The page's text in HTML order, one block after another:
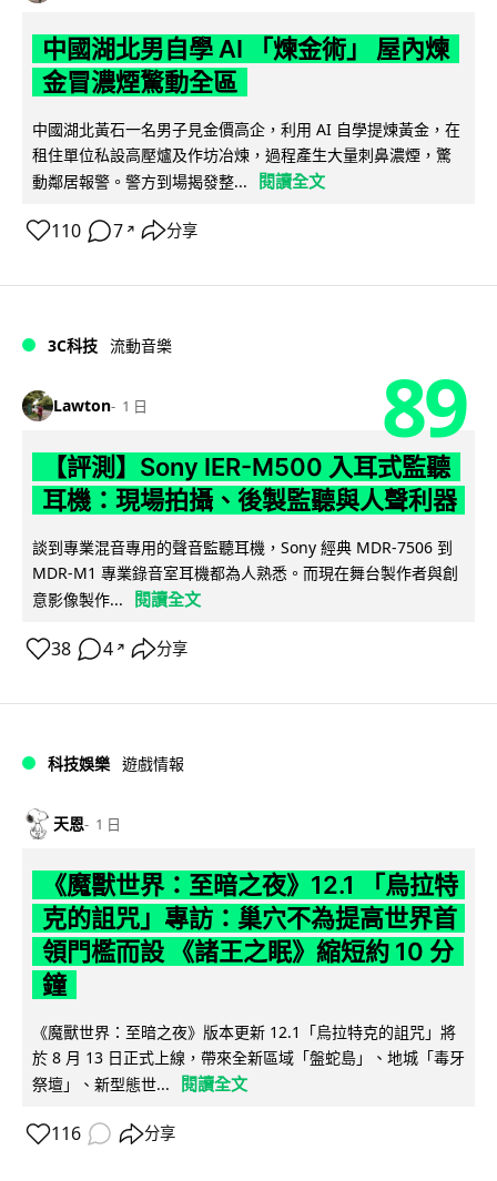
中國湖北男自學 AI 「煉金術」 屋內煉
金冒濃煙驚動全區
中國湖北黃石一名男子見金價高企，利用 AI 自學提煉黃金，在
租住單位私設高壓爐及作坊冶煉，過程產生大量刺鼻濃煙，驚
動鄰居報警。警方到場揭發整...
閱讀全文
110 7 ↗ 分享
3C科技 流動音樂
Lawton 1 日 89
【評測】Sony IER-M500 入耳式監聽
耳機：現場拍攝、後製監聽與人聲利器
談到專業混音專用的聲音監聽耳機，Sony 經典 MDR-7506 到
MDR-M1 專業錄音室耳機都為人熟悉。而現在舞台製作者與創
意影像製作...
閱讀全文
38 4 ↗ 分享
科技娛樂 遊戲情報
天恩 1 日
《魔獸世界：至暗之夜》12.1 「烏拉特
克的詛咒」專訪：巢穴不為提高世界首
領門檻而設 《諸王之眠》縮短約 10 分
鐘
《魔獸世界：至暗之夜》版本更新 12.1「烏拉特克的詛咒」將
於 8 月 13 日正式上線，帶來全新區域「盤蛇島」、地城「毒牙
祭壇」、新型態世...
閱讀全文
116 分享